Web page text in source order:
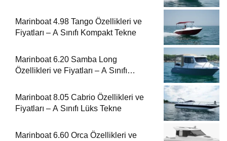
Marinboat 4.98 Tango Özellikleri ve
Fiyatları – A Sınıfı Kompakt Tekne
Marinboat 6.20 Samba Long
Özellikleri ve Fiyatları – A Sınıfı
Marinboat 8.05 Cabrio Özellikleri ve
Fiyatları – A Sınıfı Lüks Tekne
Marinboat 6.60 Orca Özellikleri ve